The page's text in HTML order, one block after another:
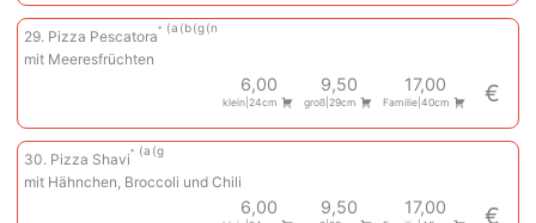
29. Pizza Pescatora
a b g n
mit Meeresfrüchten
6,00
klein|24cm
9,50
groß|29cm
17,00
Familie|40cm €
30. Pizza Shavi
a g
mit Hähnchen, Broccoli und Chili
6,00 9,50 17,00 €